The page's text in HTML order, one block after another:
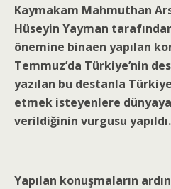
Kaymakam Mahmuthan
Hüseyin Yayman
önemine binaen yapılan
Temmuz’da Türkiye’nin
yazılan bu destanla
etmek isteyenlere
verildiğinin vurgusu
Yapılan konuşmaların